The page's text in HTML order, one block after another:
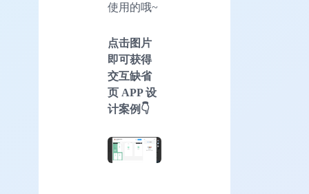
使用的哦~
点击图片
即可获得
交互缺省
页 APP 设
计案例👇